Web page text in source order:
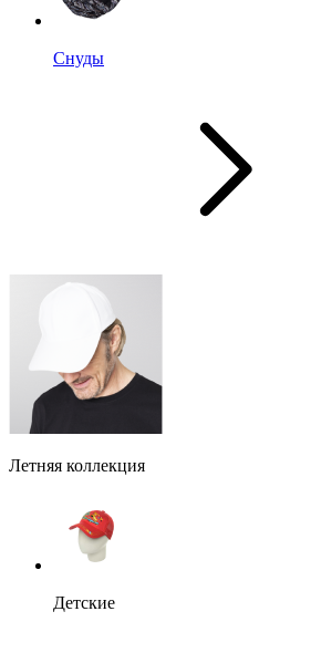
Снуды
Летняя коллекция
Детские